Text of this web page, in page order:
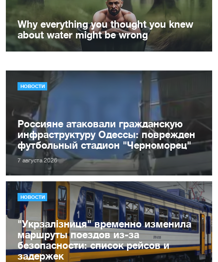
НОВОСТИ
Россияне атаковали гражданскую
инфраструктуру Одессы: поврежден
футбольный стадион "Черноморец"
7 августа 2026
НОВОСТИ
"Укрзалізниця" временно изменила
маршруты поездов из-за
безопасности: список рейсов и
задержек